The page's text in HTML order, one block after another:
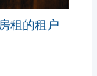
租的租户